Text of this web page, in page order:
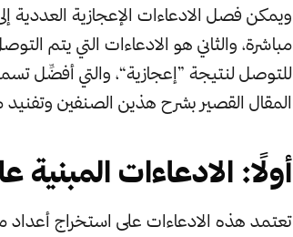
ويمكن فصل الادعاءات الإعجازية العددية
مباشرة، والثاني هو الادعاءات التي يتم
للتوصل لنتيجة ”إعجازية“، والتي أفضِّل
المقال القصير بشرح هذين الصنفين
أولًا: الادعاءات
تعتمد هذه الادعاءات على استخراج أعداد